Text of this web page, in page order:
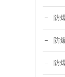
防
防
防